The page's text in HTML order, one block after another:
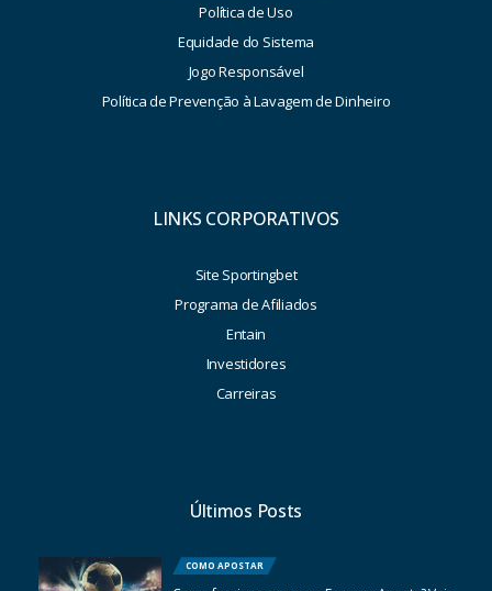
Política de Uso
Equidade do Sistema
Jogo Responsável
Política de Prevenção à Lavagem de Dinheiro
LINKS CORPORATIVOS
Site Sportingbet
Programa de Afiliados
Entain
Investidores
Carreiras
Últimos Posts
COMO APOSTAR